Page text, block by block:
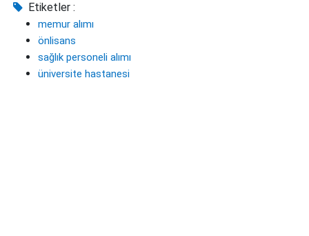
Etiketler :
memur alımı
önlisans
sağlık personeli alımı
üniversite hastanesi